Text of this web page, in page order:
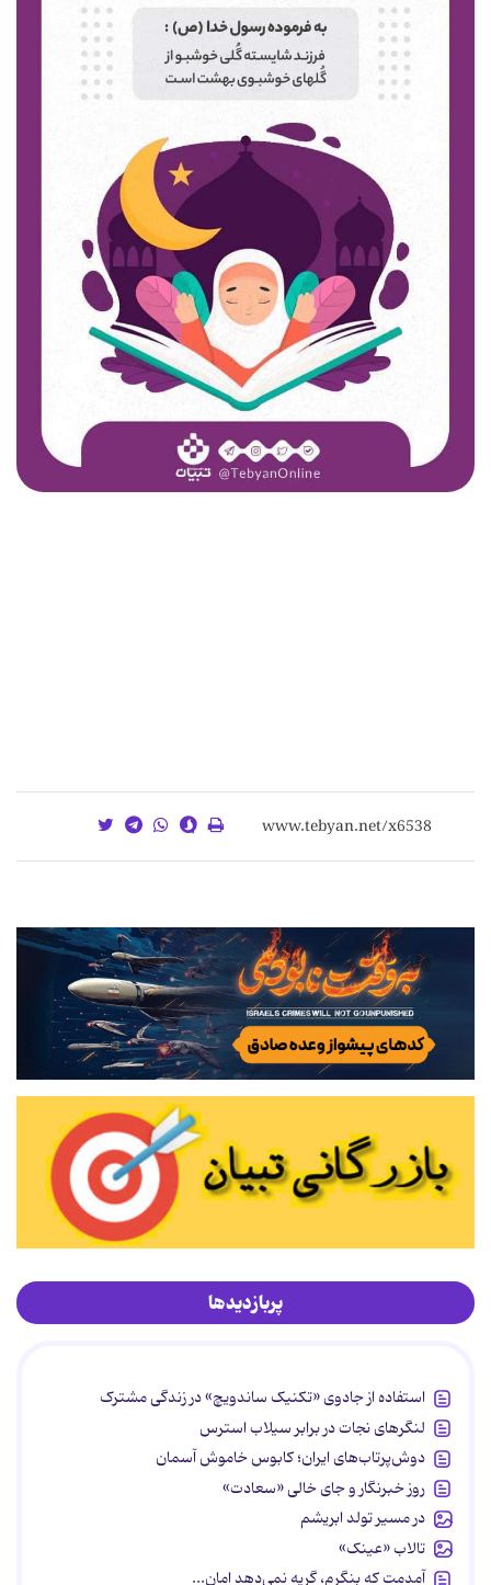
پربازدیدها
استفاده از جادوی «تکنیک ساندویچ» در زندگی مشترک
لنگرهای نجات در برابر سیلاب استرس
دوش‌پرتاب‌های ایران؛ کابوس خاموش آسمان
روز خبرنگار و جای خالی «سعادت»
در مسیر تولد ابریشم
تالاب «عینک»
آمدمت که بنگرم، گریه نمی‌دهد امان...